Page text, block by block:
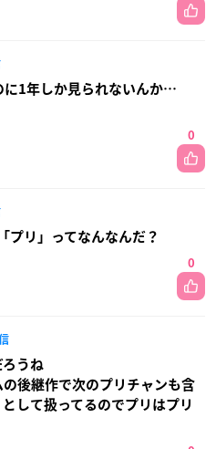
に1年しか見られないんか…
0
プリ」ってなんなんだ？
0
ろうね
後継作で次のプリチャンも含
して扱ってるのでプリはプリ